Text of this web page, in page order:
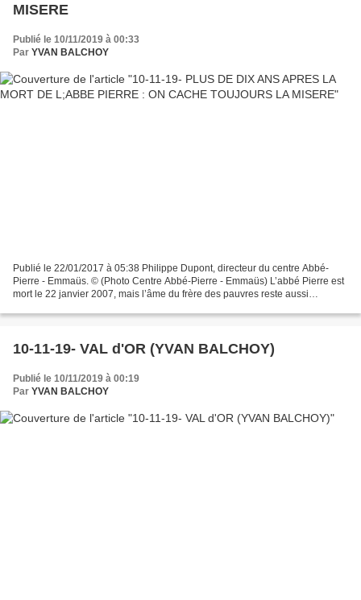
MISERE
Publié le 10/11/2019 à 00:33
Par YVAN BALCHOY
Publié le 22/01/2017 à 05:38 Philippe Dupont, directeur du centre Abbé-
Pierre - Emmaüs. © (Photo Centre Abbé-Pierre - Emmaüs) L’abbé Pierre est
mort le 22 janvier 2007, mais l’âme du frère des pauvres reste aussi
10-11-19- VAL d'OR (YVAN BALCHOY)
Publié le 10/11/2019 à 00:19
Par YVAN BALCHOY